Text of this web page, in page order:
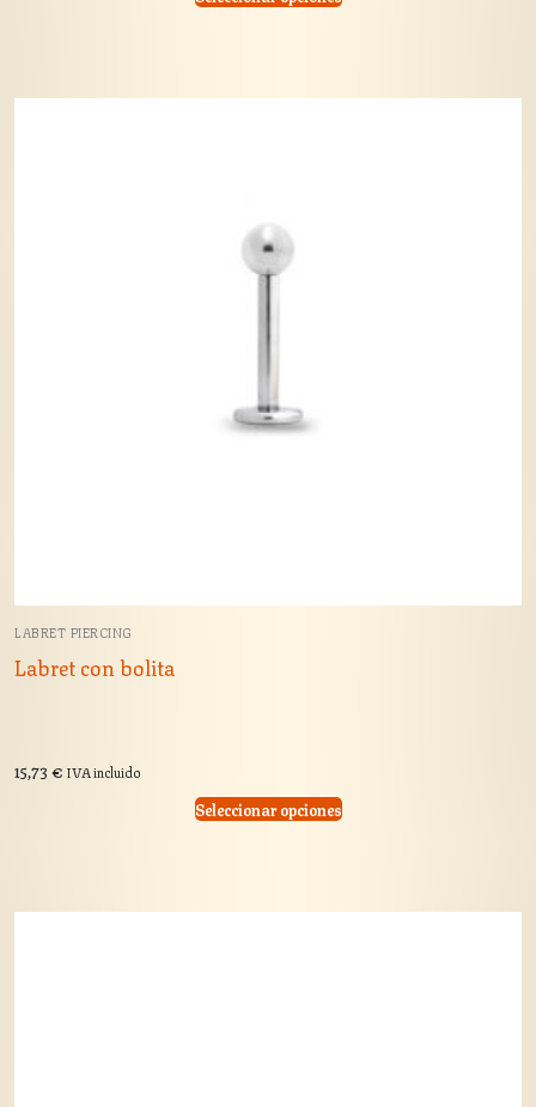
LABRET PIERCING
Labret con bolita
15,73€ IVA incluido
Seleccionar opciones